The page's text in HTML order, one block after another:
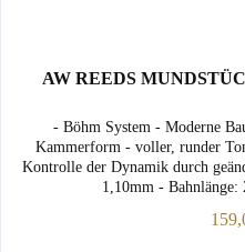
AW REEDS
- Böhm System - Moderne
Kammerform - voller, runder
Kontrolle der Dynamik durch
1,10mm - Bahnlänge: